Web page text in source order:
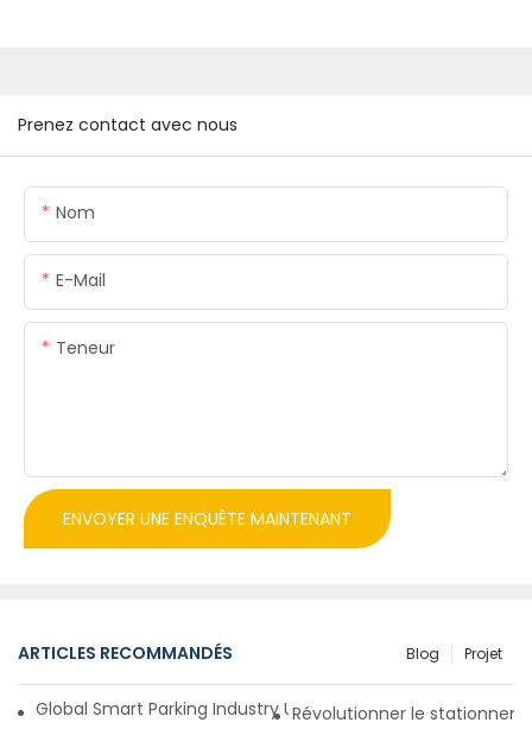
Prenez contact avec nous
Nom
E-Mail
Teneur
ENVOYER UNE ENQUÊTE MAINTENANT
ARTICLES RECOMMANDÉS Projet
Blog
Global Smart Parking Industry Update for Third Quarter of
Révolutionner le